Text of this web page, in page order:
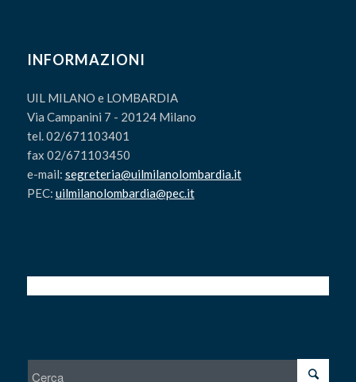
INFORMAZIONI
UIL MILANO e LOMBARDIA
Via Campanini 7 - 20124 Milano
tel. 02/671103401
fax 02/671103450
e-mail: segreteria@uilmilanolombardia.it
PEC: uilmilanolombardia@pec.it